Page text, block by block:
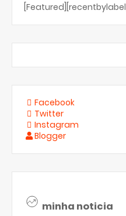
[Featured][recentbylabel]
Facebook
Twitter
Instagram
Blogger
minha noticia